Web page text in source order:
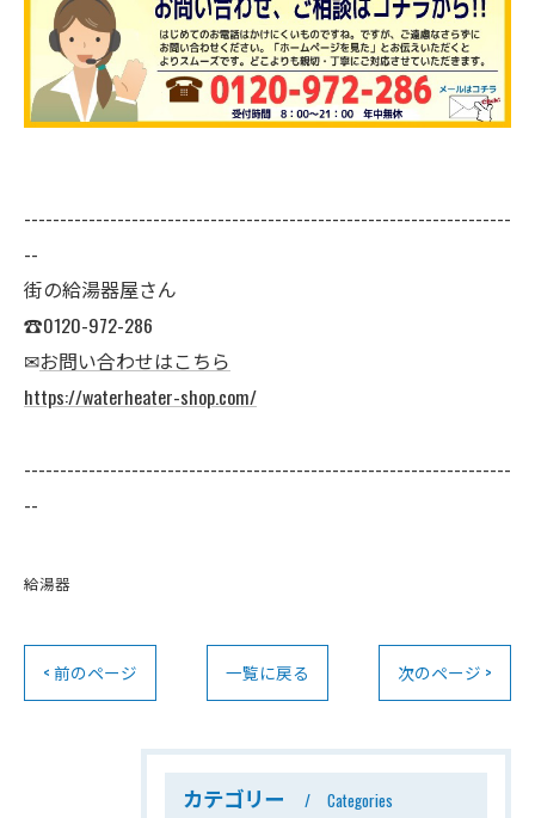
--------------------------------------------------------------------
--
街の給湯器屋さん
☎0120-972-286
✉お問い合わせはこちら
https://waterheater-shop.com/
--------------------------------------------------------------------
--
給湯器
< 前のページ 一覧に戻る 次のページ >
カテゴリー Categories